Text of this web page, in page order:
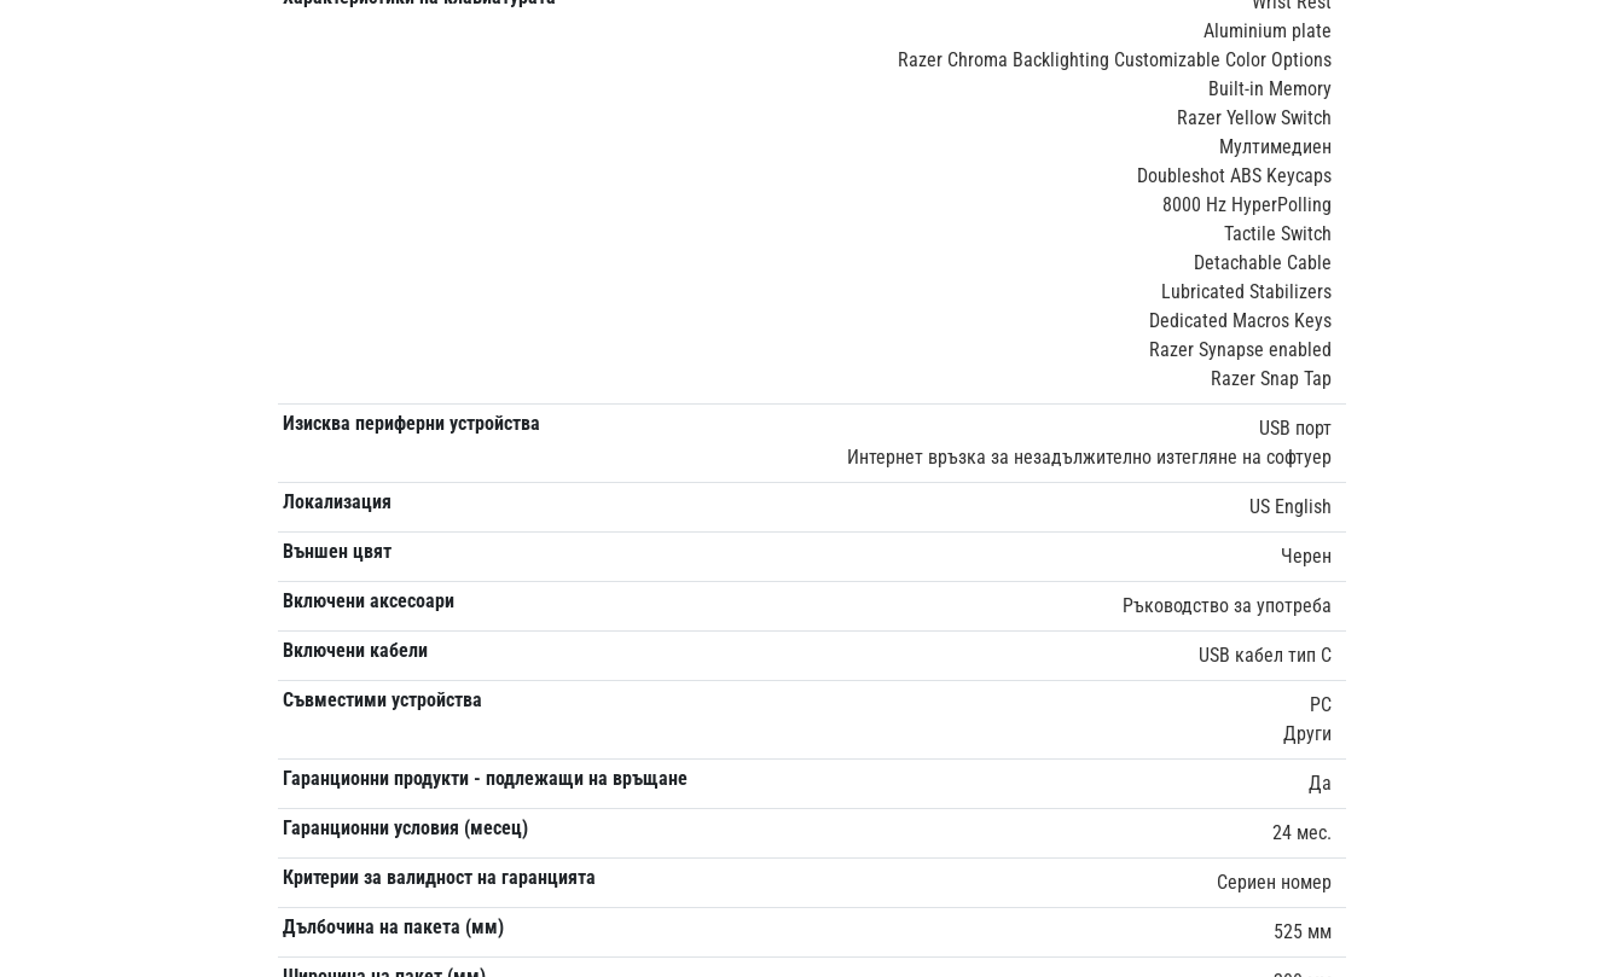
Aluminium plate
Razer Chroma Backlighting Customizable Color Options
Built-in Memory
Razer Yellow Switch
Мултимедиен
Doubleshot ABS Keycaps
8000 Hz HyperPolling
Tactile Switch
Detachable Cable
Lubricated Stabilizers
Dedicated Macros Keys
Razer Synapse enabled
Razer Snap Tap
Изисква периферни устройства
USB порт
Интернет връзка за незадължително изтегляне на софтуер
Локализация
US English
Външен цвят
Черен
Включени аксесоари
Ръководство за употреба
Включени кабели
USB кабел тип C
Съвместими устройства
PC
Други
Гаранционни продукти - подлежащи на връщане
Да
Гаранционни условия (месец)
24 мес.
Критерии за валидност на гаранцията
Сериен номер
Дълбочина на пакета (мм)
525 мм